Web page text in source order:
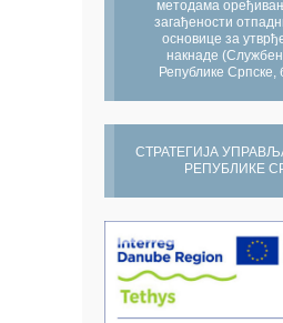
методама
загађености
основице за
накнаде
Републике Српске,
СТРАТЕГИЈА
РЕПУБЛИКЕ